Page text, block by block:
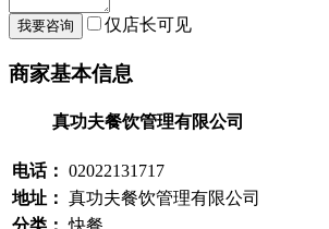
仅店长可见
商家基本信息
真功夫餐饮管理有限公司
电话： 02022131717
地址： 真功夫餐饮管理有限公司